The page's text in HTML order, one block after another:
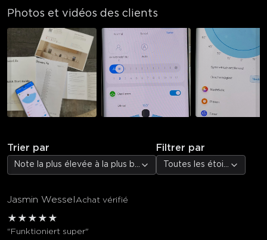
Photos et vidéos des clients
Trier par
Note la plus élevée à la plus basse
Filtrer par
Toutes les étoiles
Jasmin Wessel Achat vérifié
★ ★ ★ ★ ★
"Funktioniert super"